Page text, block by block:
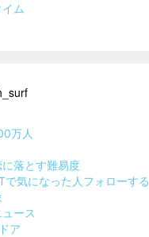
ム
万人
落とす難易度
で気になった人フォローする
ース
ア